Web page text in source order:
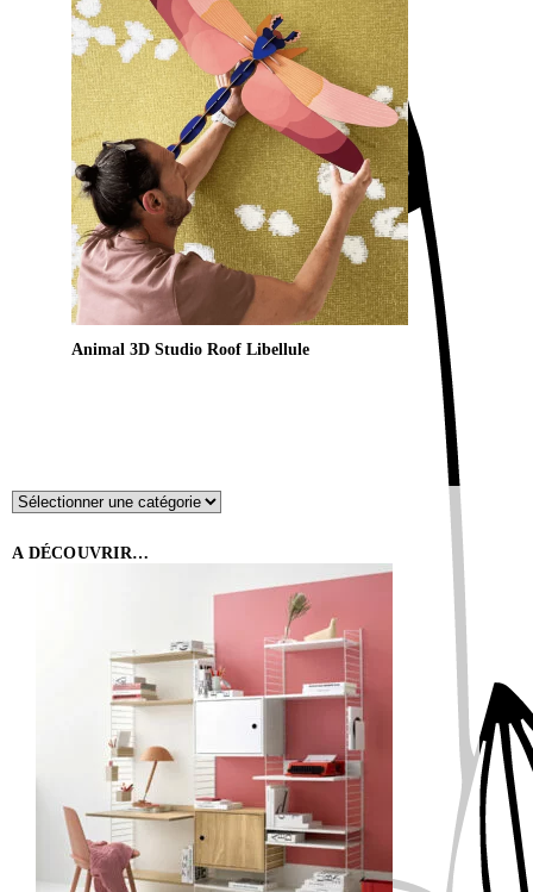
Animal 3D Studio Roof Libellule
A DÉCOUVRIR…